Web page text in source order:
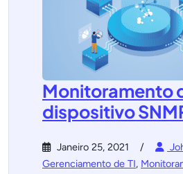
Monitoramento
dispositivo
Janeiro 25, 2021
Gerenciamento de TI,